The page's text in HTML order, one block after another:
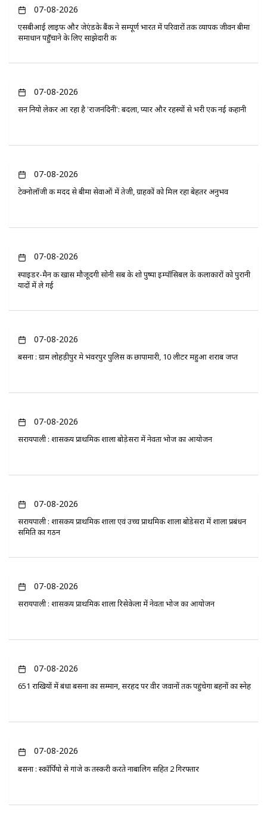
07-08-2026
एसबीआई लाइफ और जेएंडके बैंक ने सम्पूर्ण भारत में परिवारों तक व्यापक जीवन बीमा
समाधान पहुँचाने के लिए साझेदारी की
07-08-2026
सन नियो लेकर आ रहा है 'राजनंदिनी': बदला, प्यार और रहस्यों से भरी एक नई कहानी
07-08-2026
टेक्नोलॉजी की मदद से बीमा सेवाओं में तेजी, ग्राहकों को मिल रहा बेहतर अनुभव
07-08-2026
स्पाइडर-मैन की खास मौजूदगी सोनी सब के शो पुष्पा इम्पॉसिबल के कलाकारों को पुरानी
यादों में ले गई
07-08-2026
बसना : ग्राम लोहड़ीपुर मे भंवरपुर पुलिस की छापामारी, 10 लीटर महुआ शराब जप्त
07-08-2026
सरायपाली : शासकीय प्राथमिक शाला बोड़ेसरा में नेवता भोज का आयोजन
07-08-2026
सरायपाली : शासकीय प्राथमिक शाला एवं उच्च प्राथमिक शाला बोडेसरा में शाला प्रबंधन
समिति का गठन
07-08-2026
सरायपाली : शासकीय प्राथमिक शाला रिसेकेला में नेवता भोज का आयोजन
07-08-2026
651 राखियों में बंधा बसना का सम्मान, सरहद पर वीर जवानों तक पहुंचेगा बहनों का स्नेह
07-08-2026
बसना : स्कॉर्पियो से गांजे की तस्करी करते नाबालिग सहित 2 गिरफ्तार